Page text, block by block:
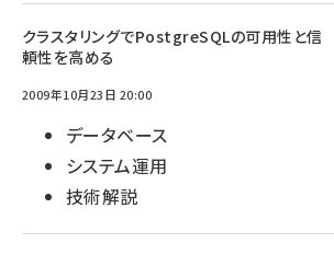
クラスタリングでPostgreSQLの可用性と信
頼性を高める
2009年10月23日 20:00
データベース
システム運用
技術解説